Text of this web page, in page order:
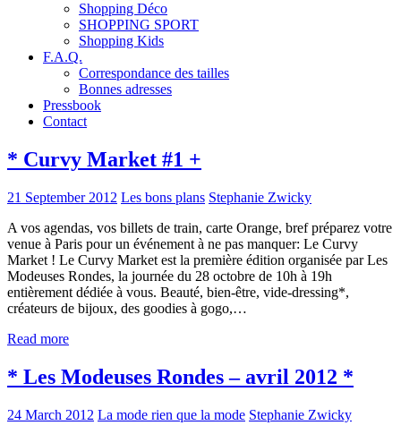
Shopping Déco
SHOPPING SPORT
Shopping Kids
F.A.Q.
Correspondance des tailles
Bonnes adresses
Pressbook
Contact
* Curvy Market #1 +
21 September 2012 Les bons plans Stephanie Zwicky
A vos agendas, vos billets de train, carte Orange, bref préparez votre
venue à Paris pour un événement à ne pas manquer: Le Curvy
Market ! Le Curvy Market est la première édition organisée par Les
Modeuses Rondes, la journée du 28 octobre de 10h à 19h
entièrement dédiée à vous. Beauté, bien-être, vide-dressing*,
créateurs de bijoux, des goodies à gogo,…
Read more
* Les Modeuses Rondes – avril 2012 *
24 March 2012 La mode rien que la mode Stephanie Zwicky